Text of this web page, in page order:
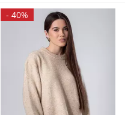
- 40%